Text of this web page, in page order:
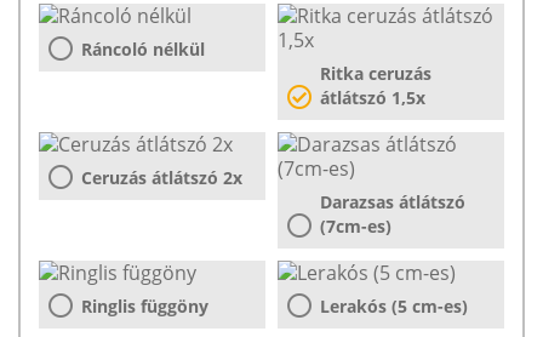
Ráncoló nélkül
Ritka ceruzás
átlátszó 1,5x
Ceruzás átlátszó 2x
Darazsas átlátszó
(7cm-es)
Ringlis függöny Lerakós (5 cm-es)